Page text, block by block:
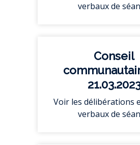
verbaux de
Conseil
Voir les délibérations
verbaux de